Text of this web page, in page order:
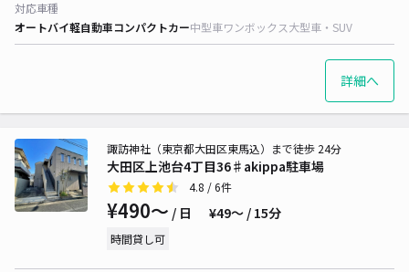
対応車種
オートバイ軽自動車コンパクトカー中型車ワンボックス大型車・SUV
詳細へ
大田区上池台4丁目36♯akippa駐車場
諏訪神社（東京都大田区東馬込）まで徒歩 24分
4.8 / 6件
¥490〜 / 日 ¥49〜 / 15分
時間貸し可